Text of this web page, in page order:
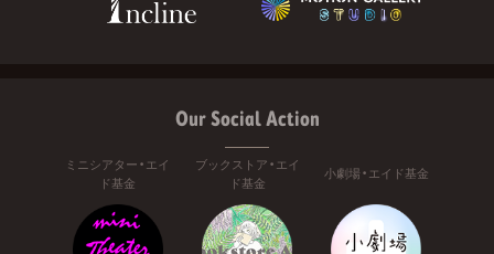
Our Social Action
ミニシアター・エイ
ド基金
ブックストア・エイ
ド基金
小劇場・エイド基金